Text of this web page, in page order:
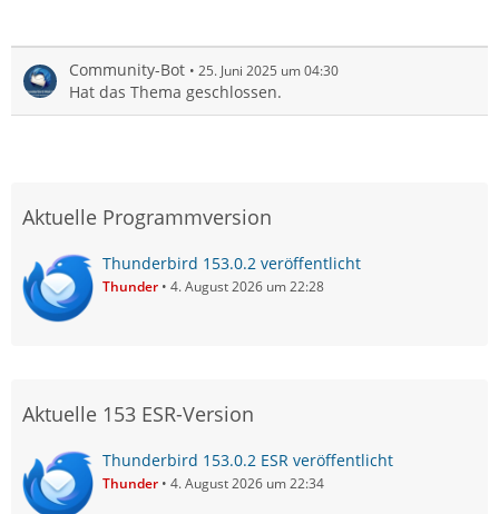
Community-Bot 25. Juni 2025 um 04:30
Hat das Thema geschlossen.
Aktuelle Programmversion
Thunderbird 153.0.2 veröffentlicht
Thunder 4. August 2026 um 22:28
Aktuelle 153 ESR-Version
Thunderbird 153.0.2 ESR veröffentlicht
Thunder 4. August 2026 um 22:34